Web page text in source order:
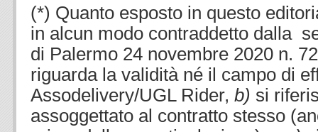
(*) Quanto esposto in questo
in alcun modo contraddetto dalla
di Palermo 24 novembre 2020 n.
riguarda la validità né il campo di
Assodelivery/UGL Rider, b) si
assoggettato al contratto stesso